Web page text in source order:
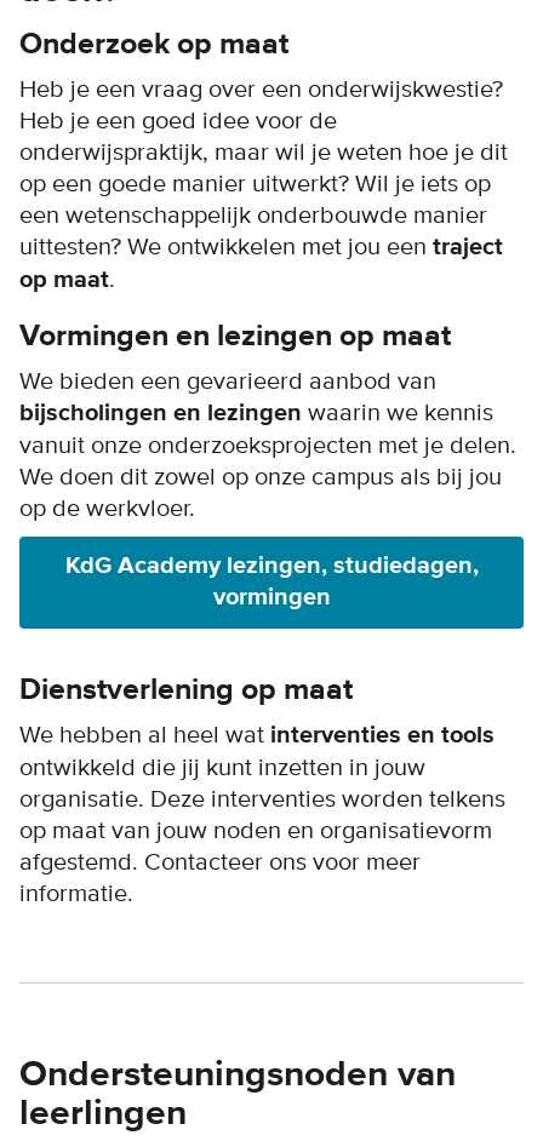
Onderzoek op maat
Heb je een vraag over een onderwijskwestie?
Heb je een goed idee voor de
onderwijspraktijk, maar wil je weten hoe je dit
op een goede manier uitwerkt? Wil je iets op
een wetenschappelijk onderbouwde manier
uittesten? We ontwikkelen met jou een traject
op maat.
Vormingen en lezingen op maat
We bieden een gevarieerd aanbod van
bijscholingen en lezingen waarin we kennis
vanuit onze onderzoeksprojecten met je delen.
We doen dit zowel op onze campus als bij jou
op de werkvloer.
KdG Academy lezingen, studiedagen,
vormingen
Dienstverlening op maat
We hebben al heel wat interventies en tools
ontwikkeld die jij kunt inzetten in jouw
organisatie. Deze interventies worden telkens
op maat van jouw noden en organisatievorm
afgestemd. Contacteer ons voor meer
informatie.
Ondersteuningsnoden van
leerlingen